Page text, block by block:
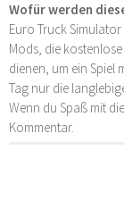
Wofür werden
Euro Truck
Mods, die
dienen, um ein Spiel
Tag nur die
Wenn du Spaß mit
Kommentar.